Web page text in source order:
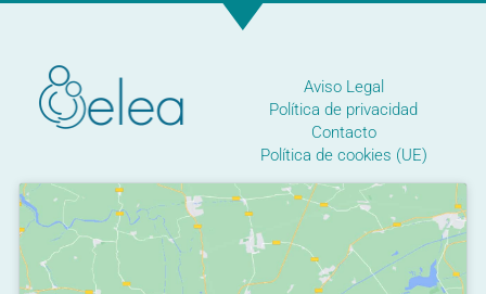
Aviso Legal
Política de privacidad
Contacto
Política de cookies (UE)